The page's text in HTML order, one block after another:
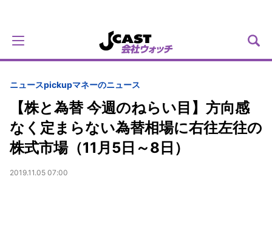
ニュースpickupマネーのニュース
【株と為替 今週のねらい目】方向感
なく定まらない為替相場に右往左往の
株式市場（11月5日～8日）
2019.11.05 07:00